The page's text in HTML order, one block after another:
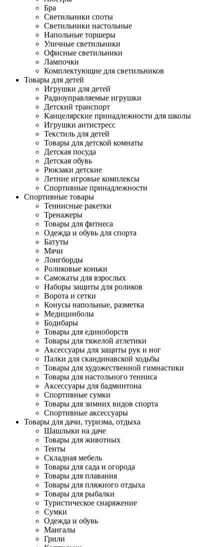
Бра
Светильники споты
Светильники настольные
Напольные торшеры
Уличные светильники
Офисные светильники
Лампочки
Комплектующие для светильников
Товары для детей
Игрушки для детей
Радиоуправляемые игрушки
Детский транспорт
Канцелярские принадлежности для школы
Игрушки антистресс
Текстиль для детей
Товары для детской комнаты
Детская посуда
Детская обувь
Рюкзаки детские
Летние игровые комплексы
Спортивные принадлежности
Спортивные товары
Теннисные ракетки
Тренажеры
Товары для фитнеса
Одежда и обувь для спорта
Батуты
Мячи
Лонгборды
Роликовые коньки
Самокаты для взрослых
Наборы защиты для роликов
Ворота и сетки
Конусы напольные, разметка
Медицинболы
Бодибары
Товары для единоборств
Товары для тяжелой атлетики
Аксессуары для защиты рук и ног
Палки для скандинавской ходьбы
Товары для художественной гимнастики
Товары для настольного тенниса
Аксессуары для бадминтона
Спортивные сумки
Товары для зимних видов спорта
Спортивные аксессуары
Товары для дачи, туризма, отдыха
Шашлыки на даче
Товары для животных
Тенты
Складная мебель
Товары для сада и огорода
Товары для плавания
Товары для пляжного отдыха
Товары для рыбалки
Туристическое снаряжение
Сумки
Одежда и обувь
Мангалы
Грили